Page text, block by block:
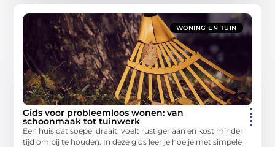
WONING EN TUIN
Gids voor probleemloos wonen: van
schoonmaak tot tuinwerk
Een huis dat soepel draait, voelt rustiger aan en kost minder
tijd om bij te houden. In deze gids leer je hoe je met simpele